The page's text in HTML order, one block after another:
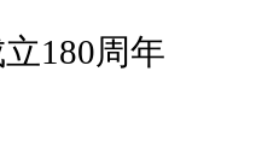
180周年